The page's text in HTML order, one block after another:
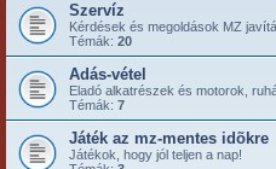
Szervíz
Kérdések és megoldások MZ
Témák: 20
Adás-vétel
Eladó alkatrészek és motorok,
Témák: 7
Játék az mz-mentes idõkre
Játékok, hogy jól teljen a nap!